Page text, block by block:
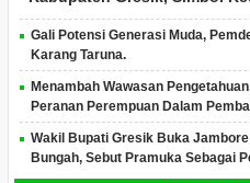
Gali Potensi Generasi Muda,
Karang Taruna.
Menambah Wawasan
Peranan Perempuan Dalam
Wakil Bupati Gresik Buka
Bungah, Sebut Pramuka Sebagai